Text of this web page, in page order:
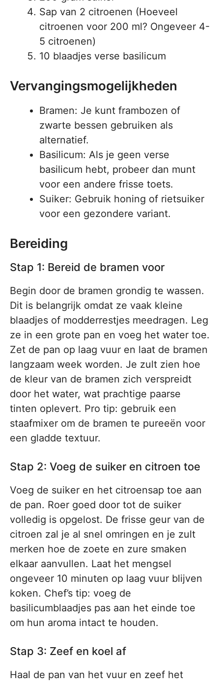
Sap van 2 citroenen (Hoeveel
citroenen voor 200 ml? Ongeveer 4-
5 citroenen)
10 blaadjes verse basilicum
Vervangingsmogelijkheden
Bramen: Je kunt frambozen of
zwarte bessen gebruiken als
alternatief.
Basilicum: Als je geen verse
basilicum hebt, probeer dan munt
voor een andere frisse toets.
Suiker: Gebruik honing of rietsuiker
voor een gezondere variant.
Bereiding
Stap 1: Bereid de bramen voor
Begin door de bramen grondig te wassen.
Dit is belangrijk omdat ze vaak kleine
blaadjes of modderrestjes meedragen. Leg
ze in een grote pan en voeg het water toe.
Zet de pan op laag vuur en laat de bramen
langzaam week worden. Je zult zien hoe
de kleur van de bramen zich verspreidt
door het water, wat prachtige paarse
tinten oplevert. Pro tip: gebruik een
staafmixer om de bramen te pureeën voor
een gladde textuur.
Stap 2: Voeg de suiker en citroen toe
Voeg de suiker en het citroensap toe aan
de pan. Roer goed door tot de suiker
volledig is opgelost. De frisse geur van de
citroen zal je al snel omringen en je zult
merken hoe de zoete en zure smaken
elkaar aanvullen. Laat het mengsel
ongeveer 10 minuten op laag vuur blijven
koken. Chef’s tip: voeg de
basilicumblaadjes pas aan het einde toe
om hun aroma intact te houden.
Stap 3: Zeef en koel af
Haal de pan van het vuur en zeef het